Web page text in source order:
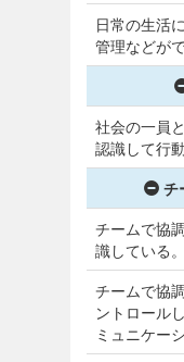
日常の生活
管理などがで
社会の一員
認識して行
チ
チームで協
識している。
チームで協
ントロール
ミュニケー